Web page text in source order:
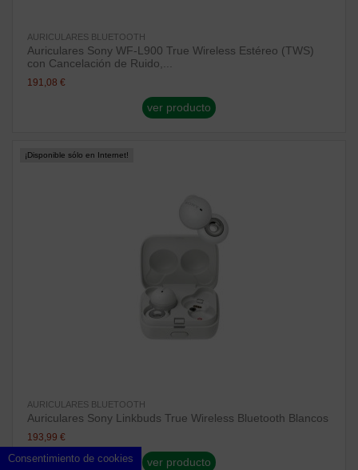
AURICULARES BLUETOOTH
Auriculares Sony WF-L900 True Wireless Estéreo (TWS)
con Cancelación de Ruido,...
191,08 €
ver producto
¡Disponible sólo en Internet!
AURICULARES BLUETOOTH
Auriculares Sony Linkbuds True Wireless Bluetooth Blancos
193,99 €
ver producto
Consentimiento de cookies